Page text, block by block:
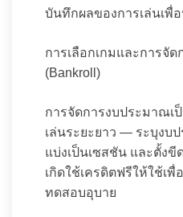
บันทึกผลของการเล่นเพื่
การเลือกเกมและการจั
(Bankroll)
การจัดการงบประมาณเ
เล่นระยะยาว — ระบุงบ
แบ่งเป็นเซสชัน และตั้ง
เกิดใช้เครดิตฟรีให้ใช้เ
ทดสอบอุบาย